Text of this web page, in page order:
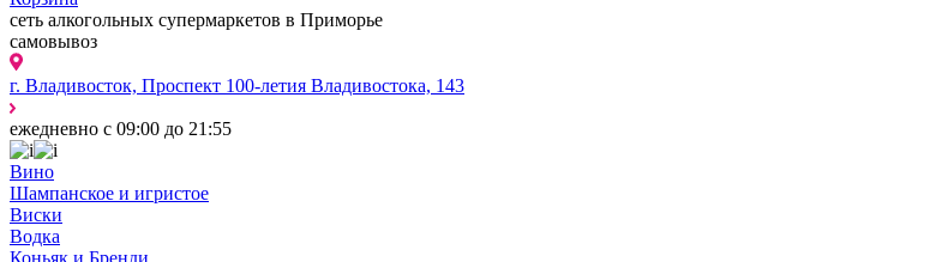
сеть алкогольных супермаркетов в Приморье
самовывоз
г. Владивосток, Проспект 100-летия Владивостока, 143
ежедневно с 09:00 до 21:55
Вино
Шампанское и игристое
Виски
Водка
Коньяк и Бренди